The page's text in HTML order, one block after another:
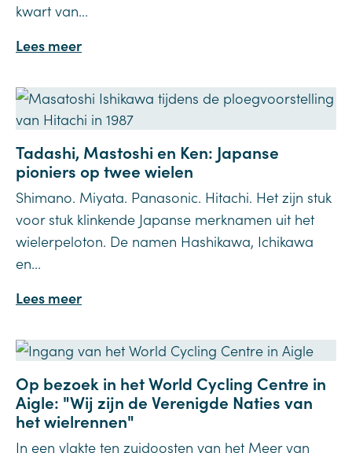
kwart van...
Lees meer
Tadashi, Mastoshi en Ken: Japanse
pioniers op twee wielen
Shimano. Miyata. Panasonic. Hitachi. Het zijn stuk
voor stuk klinkende Japanse merknamen uit het
wielerpeloton. De namen Hashikawa, Ichikawa
en...
Lees meer
Op bezoek in het World Cycling Centre in
Aigle: "Wij zijn de Verenigde Naties van
het wielrennen"
In een vlakte ten zuidoosten van het Meer van